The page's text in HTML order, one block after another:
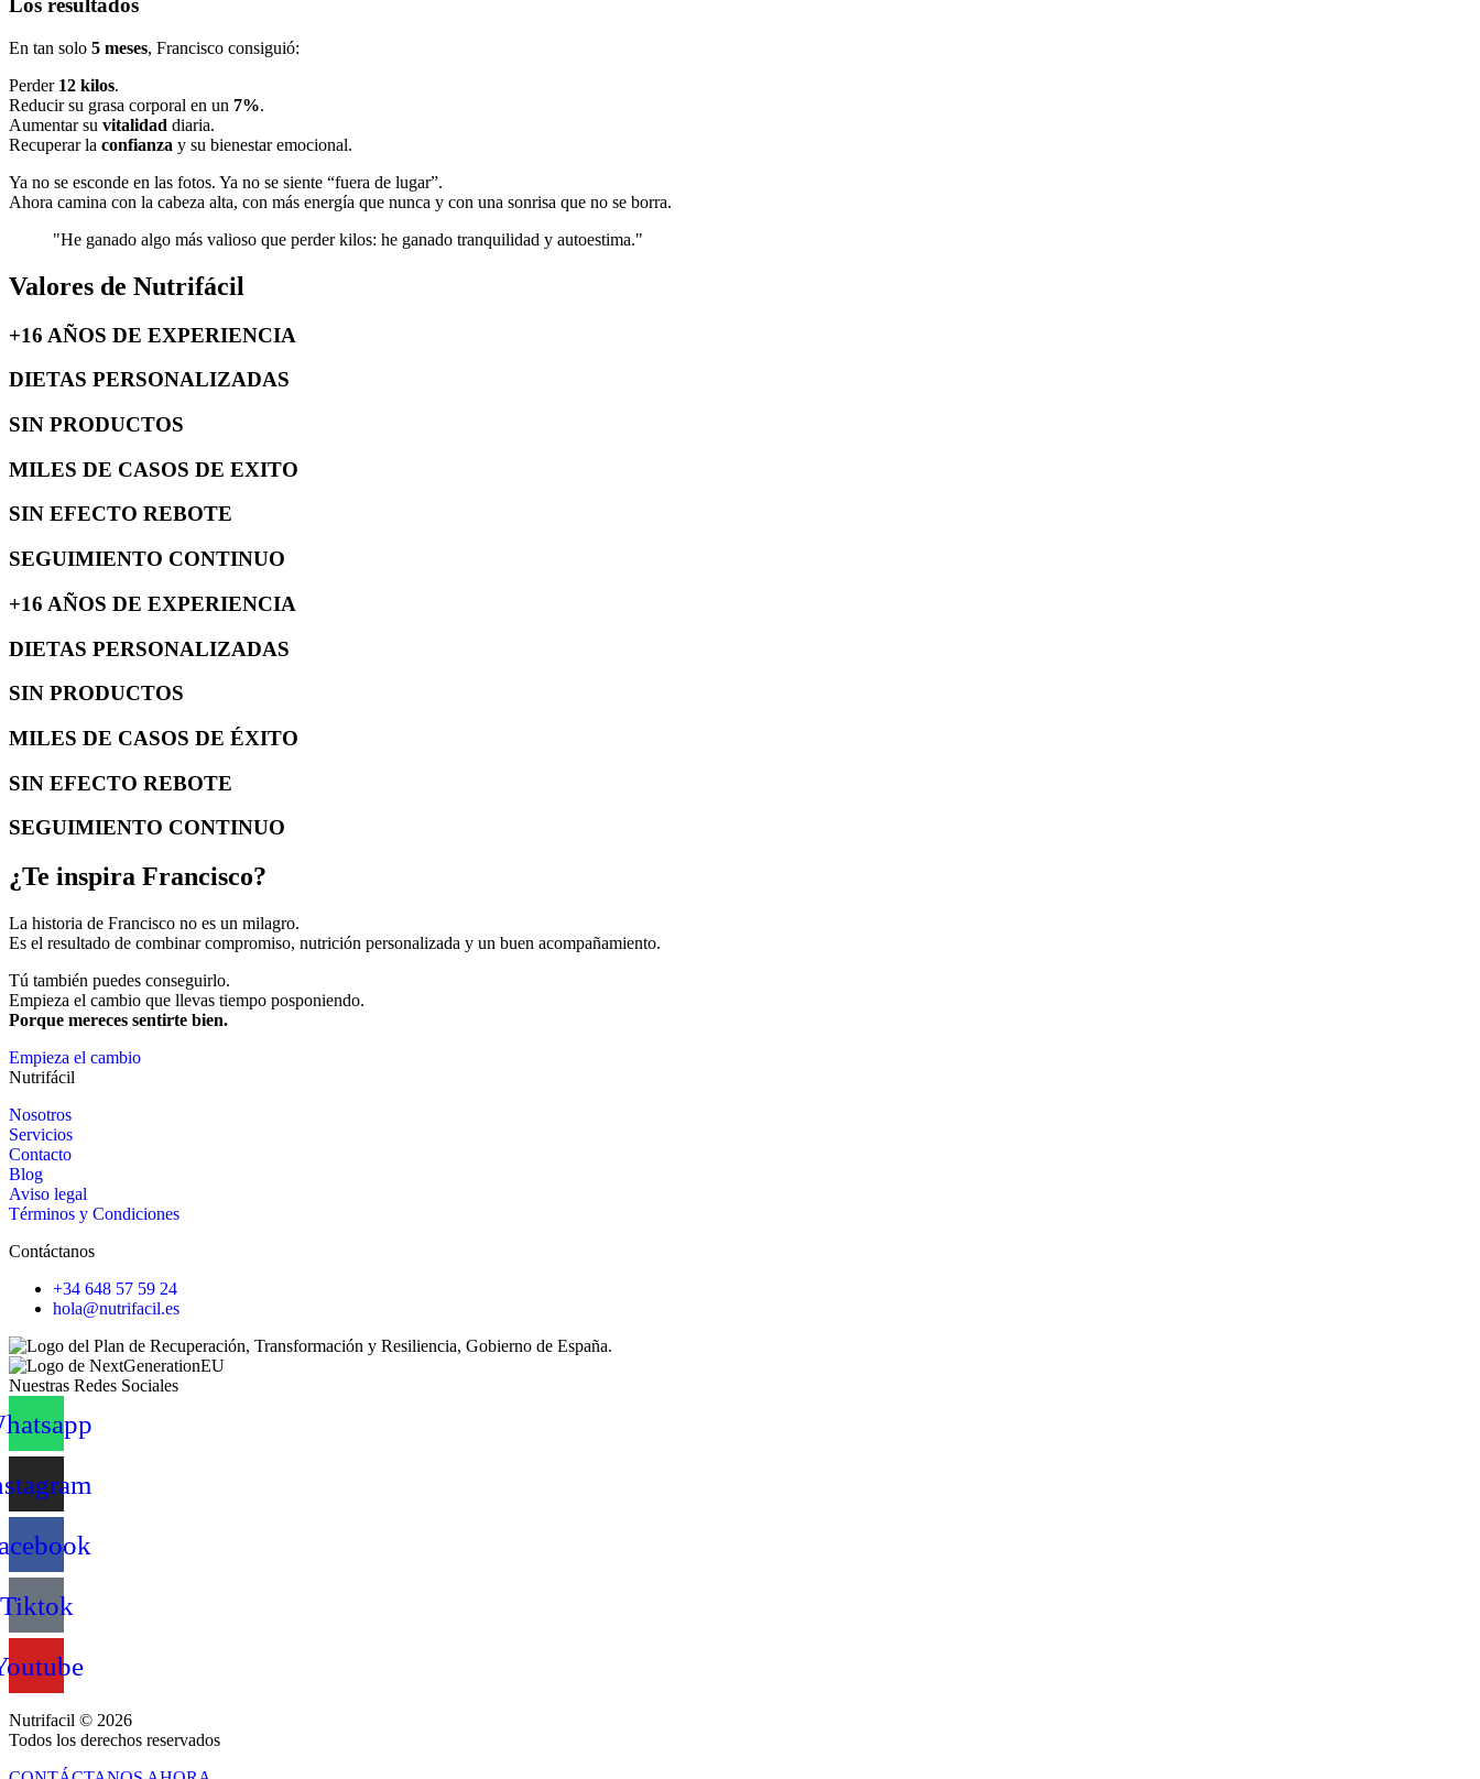
Los resultados
En tan solo 5 meses, Francisco consiguió:
Perder 12 kilos.
Reducir su grasa corporal en un 7%.
Aumentar su vitalidad diaria.
Recuperar la confianza y su bienestar emocional.
Ya no se esconde en las fotos. Ya no se siente “fuera de lugar”.
Ahora camina con la cabeza alta, con más energía que nunca y con una sonrisa que no se borra.
"He ganado algo más valioso que perder kilos: he ganado tranquilidad y autoestima."
Valores de Nutrifácil
+16 AÑOS DE EXPERIENCIA
DIETAS PERSONALIZADAS
SIN PRODUCTOS
MILES DE CASOS DE EXITO
SIN EFECTO REBOTE
SEGUIMIENTO CONTINUO
+16 AÑOS DE EXPERIENCIA
DIETAS PERSONALIZADAS
SIN PRODUCTOS
MILES DE CASOS DE ÉXITO
SIN EFECTO REBOTE
SEGUIMIENTO CONTINUO
¿Te inspira Francisco?
La historia de Francisco no es un milagro.
Es el resultado de combinar compromiso, nutrición personalizada y un buen acompañamiento.
Tú también puedes conseguirlo.
Empieza el cambio que llevas tiempo posponiendo.
Porque mereces sentirte bien.
Empieza el cambio
Nutrifácil
Nosotros
Servicios
Contacto
Blog
Aviso legal
Términos y Condiciones
Contáctanos
+34 648 57 59 24
hola@nutrifacil.es
Nuestras Redes Sociales
Tiktok
Nutrifacil © 2026
Todos los derechos reservados